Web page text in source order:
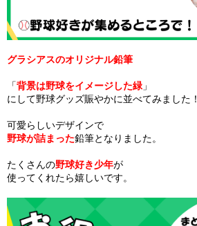
グラシアスのオリジナル鉛筆
「背景は野球をイメージした緑」
にして野球グッズ賑やかに並べてみました！
可愛らしいデザインで
野球が詰まった鉛筆となりました。
たくさんの野球好き少年が
使ってくれたら嬉しいです。